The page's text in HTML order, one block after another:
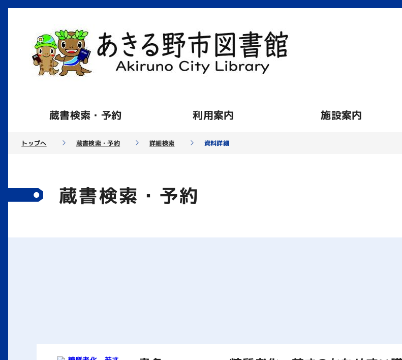
蔵書検索・予約 利用案内 施設案内
トップへ 蔵書検索・予約 詳細検索 資料詳細
蔵書検索・予約